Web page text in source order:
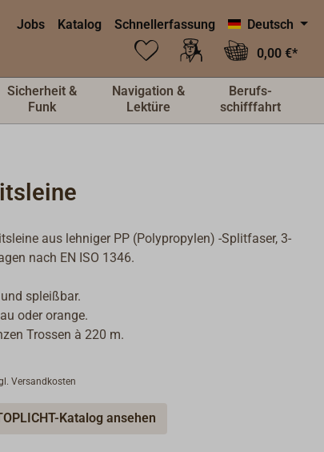
Jobs Katalog Schnellerfassung
Deutsch
0,00 €*
Sicherheit &
Funk
Navigation &
Lektüre
Berufs-
schifffahrt
aus lehniger PP (Polypropylen) -Splitfaser, 3-
nach EN ISO 1346.
spleißbar.
oder orange.
Trossen à 220 m.
Versandkosten
Katalog ansehen